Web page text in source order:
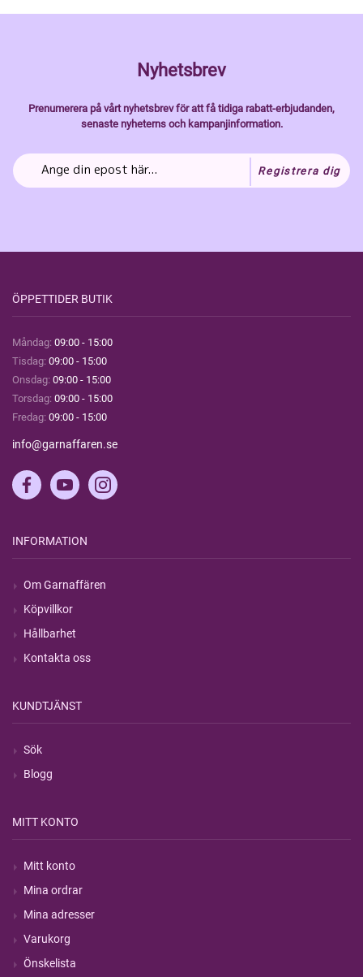
Nyhetsbrev
Prenumerera på vårt nyhetsbrev för att få tidiga rabatt-erbjudanden,
senaste nyheterns och kampanjinformation.
Registrera dig
ÖPPETTIDER BUTIK
Måndag: 09:00 - 15:00
Tisdag: 09:00 - 15:00
Onsdag: 09:00 - 15:00
Torsdag: 09:00 - 15:00
Fredag: 09:00 - 15:00
info@garnaffaren.se
INFORMATION
Om Garnaffären
Köpvillkor
Hållbarhet
Kontakta oss
KUNDTJÄNST
Sök
Blogg
MITT KONTO
Mitt konto
Mina ordrar
Mina adresser
Varukorg
Önskelista